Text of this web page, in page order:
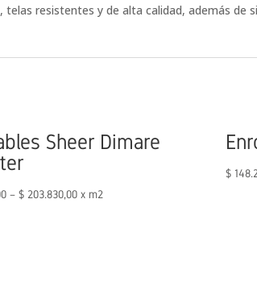
resistentes y de alta calidad, además de
Sheer Dimare
–$ 203.830,00 x m2
$